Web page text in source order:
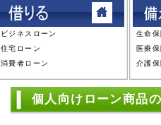
ビジネスローン
住宅ローン
消費者ローン
生命
医療
介護
個人向けローン商品